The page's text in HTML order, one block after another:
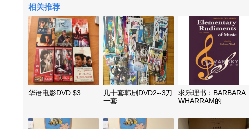
相关推荐
华语电影DVD $3
几十套韩剧DVD2--3刀
一套
求乐理书：BARBARA
WHARRAM的
Rudiments of Music